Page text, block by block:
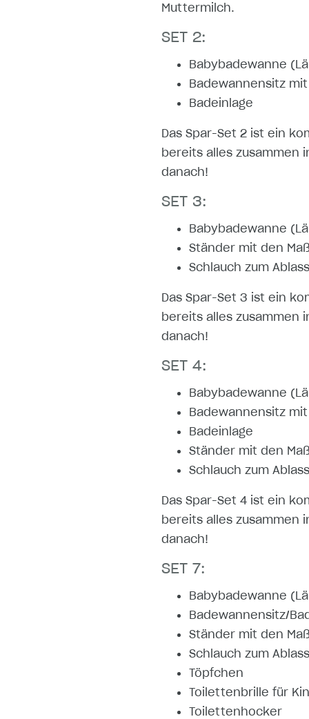
Muttermilch.
SET 2:
Babybadewanne
Badewannensitz
Badeinlage
Das Spar-Set 2 ist ein
bereits alles zusammen
danach!
SET 3:
Babybadewanne
Ständer mit den
Schlauch zum
Das Spar-Set 3 ist ein
bereits alles zusammen
danach!
SET 4:
Babybadewanne
Badewannensitz
Badeinlage
Ständer mit den
Schlauch zum
Das Spar-Set 4 ist ein
bereits alles zusammen
danach!
SET 7:
Babybadewanne
Badewannensitz/
Ständer mit den
Schlauch zum
Töpfchen
Toilettenbrille für
Toilettenhocker